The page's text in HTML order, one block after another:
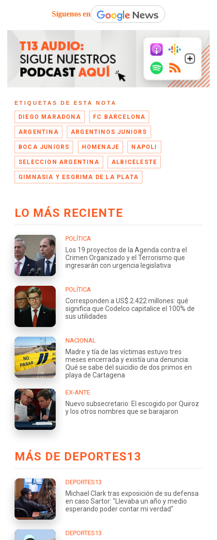
Síguenos en
ETIQUETAS DE ESTA NOTA
DIEGO MARADONA FC BARCELONA
ARGENTINA ARGENTINOS JUNIORS
BOCA JUNIORS HOMENAJE NAPOLI
SELECCION ARGENTINA ALBICELESTE
GIMNASIA Y ESGRIMA DE LA PLATA
LO MÁS RECIENTE
POLÍTICA
Los 19 proyectos de la Agenda contra el
Crimen Organizado y el Terrorismo que
ingresarán con urgencia legislativa
POLÍTICA
Corresponden a US$.2.422 millones: qué
significa que Codelco capitalice el 100% de
sus utilidades
NACIONAL
Madre y tía de las víctimas estuvo tres
meses encerrada y existía una denuncia:
Qué se sabe del suicidio de dos primos en
playa de Cartagena
EX-ANTE
Nuevo subsecretario: El escogido por Quiroz
y los otros nombres que se barajaron
MÁS DE DEPORTES13
DEPORTES13
Michael Clark tras exposición de su defensa
en caso Sartor: "Llevaba un año y medio
esperando poder contar mi verdad"
DEPORTES13